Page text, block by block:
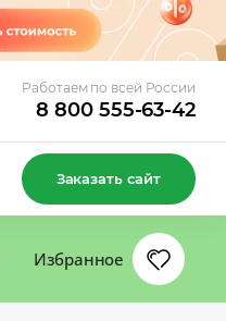
Работаем по всей России
8 800 555-63-42
Заказать сайт
Избранное